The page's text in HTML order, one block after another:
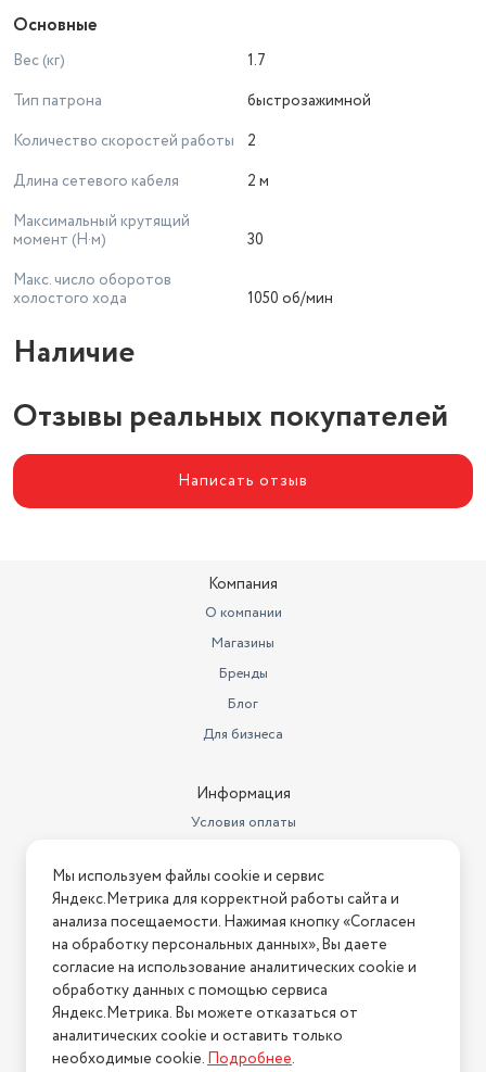
Основные
Вес (кг)
1.7
Тип патрона
быстрозажимной
Количество скоростей работы
2
Длина сетевого кабеля
2 м
Максимальный крутящий
момент (Н·м)
30
Макс. число оборотов
холостого хода
1050 об/мин
Наличие
Отзывы реальных покупателей
Написать отзыв
Компания
О компании
Магазины
Бренды
Блог
Для бизнеса
Информация
Условия оплаты
Условия возврата
Нашли ошибку на сайте? Напишите нам
2026 © Интернет-магазин "АстМаркет". У нас есть всё!
Политика конфиденциальности
Мы используем файлы cookie и сервис
Яндекс.Метрика для корректной работы сайта и
анализа посещаемости. Нажимая кнопку «Согласен
на обработку персональных данных», Вы даете
согласие на использование аналитических cookie и
обработку данных с помощью сервиса
Яндекс.Метрика. Вы можете отказаться от
аналитических cookie и оставить только
необходимые cookie.Подробнее.